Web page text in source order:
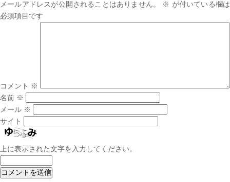
メールアドレスが公開されることはありません。
※ が付いている欄は
必須項目です
コメント ※
名前 ※
メール ※
サイト
上に表示された文字を入力してください。